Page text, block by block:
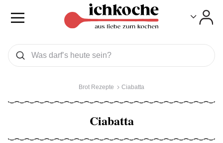
Was wollen Sie suchen
Suchen
Brot Rezepte Ciabatta
Ciabatta